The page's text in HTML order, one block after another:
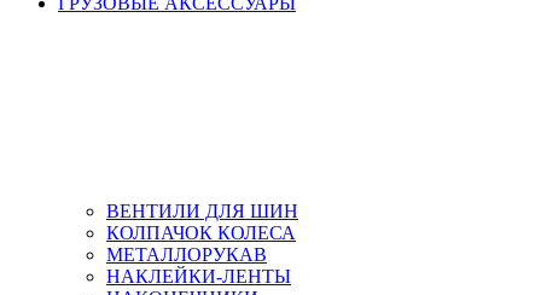
ВЕНТИЛИ ДЛЯ ШИН
КОЛПАЧОК КОЛЕСА
МЕТАЛЛОРУКАВ
НАКЛЕЙКИ-ЛЕНТЫ